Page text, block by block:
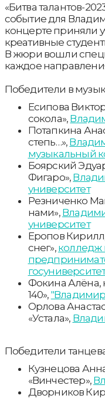
«Битва талантов-
событие для
концерте приняли
креативные
В жюри вошли
каждое
Победители в
Есипова
сокола»,
Потапкина
степь…»,
музыкальный
Боярский
Фигаро»,
университет
Резниченко
нами»,
университет
Еропов
снег», колледж
Фокина Алёна,
140»,
Орлова
«Устала»,
Победители
Кузнецова
«Винчестер»,
Дворников